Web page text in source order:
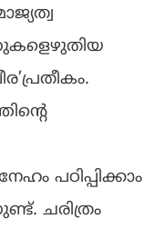
പഠിപ്പിക്കാം
ചരിത്രം